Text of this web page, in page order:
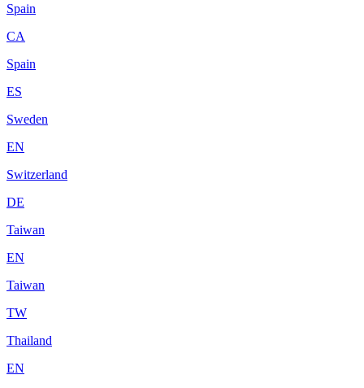
Spain
CA
Spain
ES
Sweden
EN
Switzerland
DE
Taiwan
EN
Taiwan
TW
Thailand
EN